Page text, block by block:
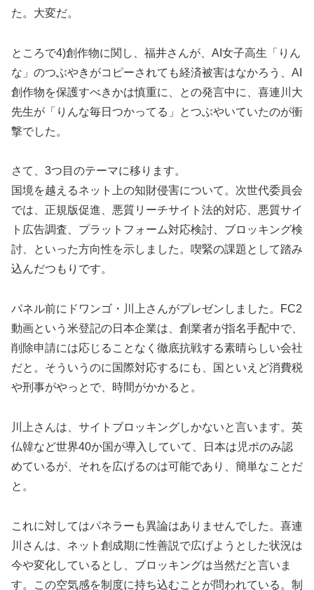
た。大変だ。
ところで4)創作物に関し、福井さんが、AI女子高生「りん
な」のつぶやきがコピーされても経済被害はなかろう、AI
創作物を保護すべきかは慎重に、との発言中に、喜連川大
先生が「りんな毎日つかってる」とつぶやいていたのが衝
撃でした。
さて、3つ目のテーマに移ります。
国境を越えるネット上の知財侵害について。次世代委員会
では、正規版促進、悪質リーチサイト法的対応、悪質サイ
ト広告調査、プラットフォーム対応検討、ブロッキング検
討、といった方向性を示しました。喫緊の課題として踏み
込んだつもりです。
パネル前にドワンゴ・川上さんがプレゼンしました。FC2
動画という米登記の日本企業は、創業者が指名手配中で、
削除申請には応じることなく徹底抗戦する素晴らしい会社
だと。そういうのに国際対応するにも、国といえど消費税
や刑事がやっとで、時間がかかると。
川上さんは、サイトブロッキングしかないと言います。英
仏韓など世界40か国が導入していて、日本は児ポのみ認
めているが、それを広げるのは可能であり、簡単なことだ
と。
これに対してはパネラーも異論はありませんでした。喜連
川さんは、ネット創成期に性善説で広げようとした状況は
今や変化しているとし、ブロッキングは当然だと言いま
す。この空気感を制度に持ち込むことが問われている。制